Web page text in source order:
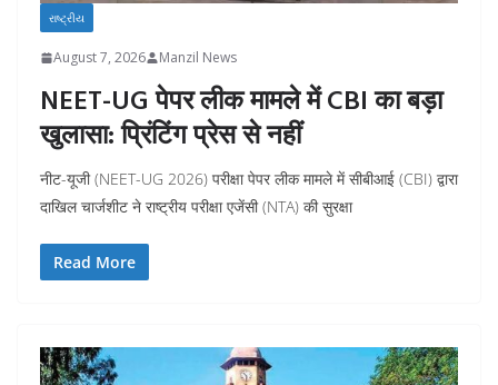
રાષ્ટ્રીય
August 7, 2026 Manzil News
NEET-UG पेपर लीक मामले में CBI का बड़ा
खुलासा: प्रिंटिंग प्रेस से नहीं
नीट-यूजी (NEET-UG 2026) परीक्षा पेपर लीक मामले में सीबीआई (CBI) द्वारा
दाखिल चार्जशीट ने राष्ट्रीय परीक्षा एजेंसी (NTA) की सुरक्षा
Read More